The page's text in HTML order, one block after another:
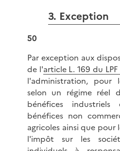
3. Exception
50
Par exception aux
de l'article L. 169 du LPF
l'administration, pour
selon un régime réel
bénéfices
bénéfices non
agricoles ainsi que pour
l'impôt sur les